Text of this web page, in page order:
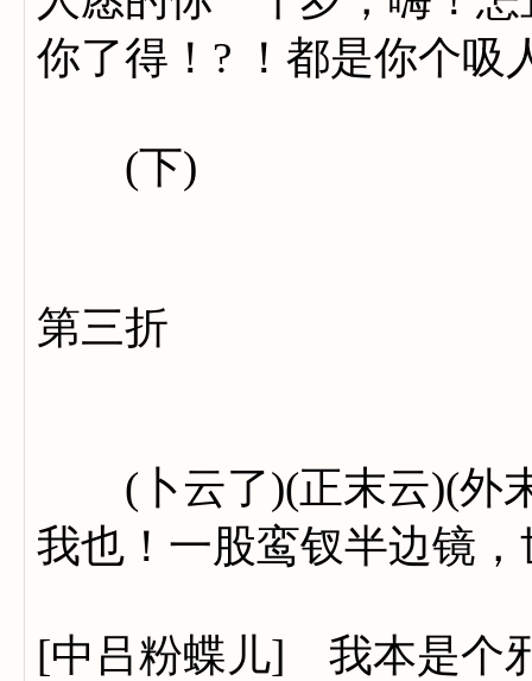
你了得！? ！都是你个吸
(下)
第三折
(卜云了)(正末云)(外末
我也！一股鸾钗半边镜
[中吕粉蝶儿] 我本是个